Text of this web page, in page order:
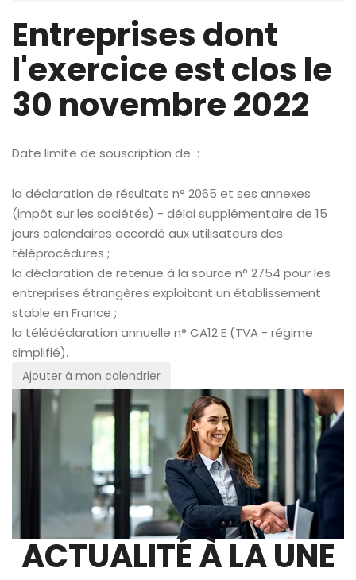
Entreprises dont
l'exercice est clos le
30 novembre 2022
Date limite de souscription de :
la déclaration de résultats n° 2065 et ses annexes
(impôt sur les sociétés) - délai supplémentaire de 15
jours calendaires accordé aux utilisateurs des
téléprocédures ;
la déclaration de retenue à la source n° 2754 pour les
entreprises étrangères exploitant un établissement
stable en France ;
la télédéclaration annuelle n° CA12 E (TVA - régime
simplifié).
Ajouter à mon calendrier
ACTUALITÉ À LA UNE